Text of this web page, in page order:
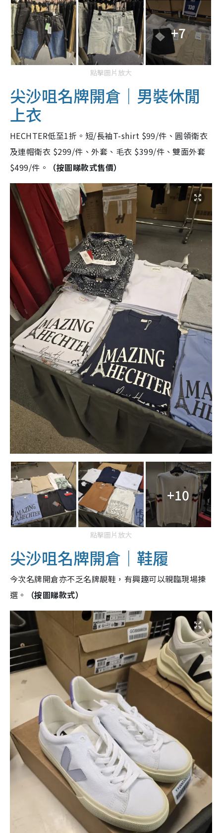
+7
點擊圖片放大
尖沙咀名牌開倉｜男裝休閒
上衣
HECHTER低至1折。短/長袖T-shirt $99/件、圓領衛衣
及連帽衛衣 $299/件、外套、毛衣 $399/件、雙面外套
$499/件。
（按圖睇款式售價）
+10
點擊圖片放大
尖沙咀名牌開倉｜鞋履
今次名牌開倉亦不乏名牌靚鞋，有興趣可以親臨現場揀
選。
（按圖睇款式）